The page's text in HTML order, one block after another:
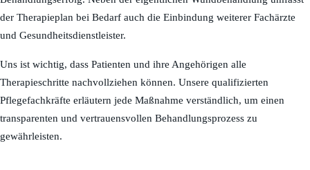
der Therapieplan bei Bedarf auch die Einbindung weiterer Fachärzte
und Gesundheitsdienstleister.
Uns ist wichtig, dass Patienten und ihre Angehörigen alle
Therapieschritte nachvollziehen können. Unsere qualifizierten
Pflegefachkräfte erläutern jede Maßnahme verständlich, um einen
transparenten und vertrauensvollen Behandlungsprozess zu
gewährleisten.